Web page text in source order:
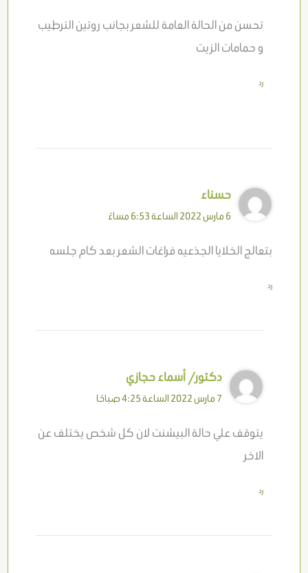
تحسن من الحالة العامة للشعر بجانب روتين الترطيب
و حمامات الزيت
رد
حسناء
6 مارس 2022 الساعة 6:53 مساءً
بتعالج الخلايا الجذعيه فراغات الشعر بعد كام جلسه
رد
دكتور/ أسماء حجازي
7 مارس 2022 الساعة 4:25 صباحًا
يتوقف علي حالة البيشنت لان كل شخص يختلف عن
الاخر
رد